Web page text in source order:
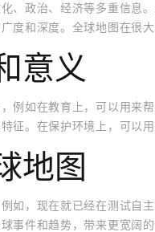
、政治、经济等多重信息
度和深度。全球地图在很
意义
例如在教育上，可以用来
征。在保护环境上，可以
地图
如，现在就已经在测试自
事件和趋势，带来更宽阔的